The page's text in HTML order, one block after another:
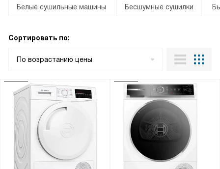
Белые сушильные машины Бесшумные сушилки
Сортировать по:
По возрастанию цены